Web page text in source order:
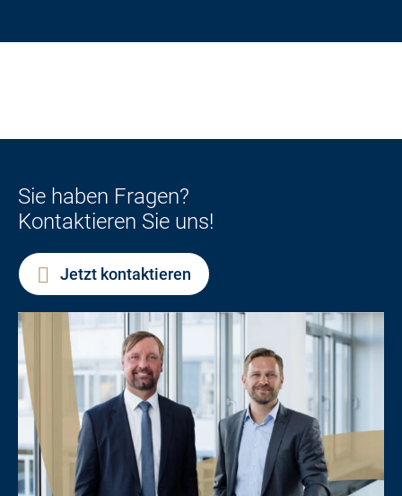
Sie haben Fragen?
Kontaktieren Sie uns!
Jetzt kontaktieren